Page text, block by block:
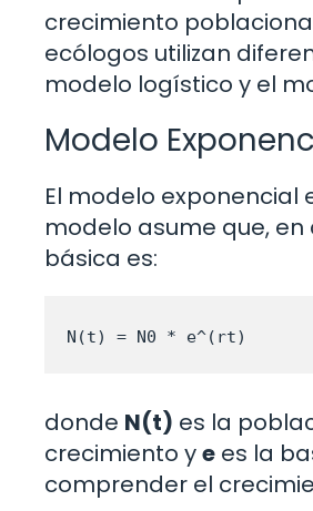
crecimiento
ecólogos utilizan
modelo logístico y el
Modelo
El modelo exponencial
modelo asume que,
básica es:
N(t) = N0 * e^(rt)
donde N(t) es la
crecimiento ye es la
comprender el